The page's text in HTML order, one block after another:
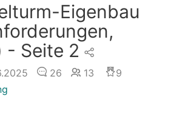
Eigenbau
- Seite 2
26 13
9